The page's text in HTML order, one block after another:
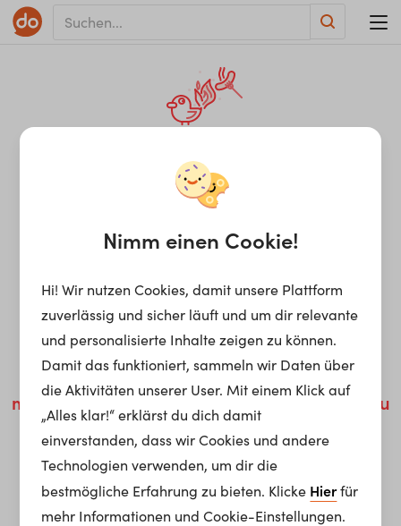
Anscheinend stimmt
irgendetwas nicht in
unserem Backend.
Sei versichert, dass wir die passenden Nerds
verständigt haben, um sich so schnell wie
möglich um die Behebung dieses Problems zu
kümmern.
Homepage
Nimm einen Cookie!
Hi! Wir nutzen Cookies, damit unsere Plattform
zuverlässig und sicher läuft und um dir relevante
und personalisierte Inhalte zeigen zu können.
Damit das funktioniert, sammeln wir Daten über
die Aktivitäten unserer User. Mit einem Klick auf
„Alles klar!“ erklärst du dich damit
einverstanden, dass wir Cookies und andere
Technologien verwenden, um dir die
bestmögliche Erfahrung zu bieten. Klicke Hierfür
mehr Informationen und Cookie-Einstellungen.